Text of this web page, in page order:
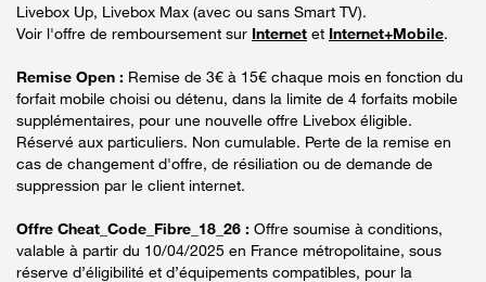
Livebox Up, Livebox Max (avec ou sans Smart TV).
Voir l'offre de remboursement sur Internet et Internet+Mobile.
Remise Open : Remise de 3€ à 15€ chaque mois en fonction du
forfait mobile choisi ou détenu, dans la limite de 4 forfaits mobile
supplémentaires, pour une nouvelle offre Livebox éligible.
Réservé aux particuliers. Non cumulable. Perte de la remise en
cas de changement d'offre, de résiliation ou de demande de
suppression par le client internet.
Offre Cheat_Code_Fibre_18_26 : Offre soumise à conditions,
valable à partir du 10/04/2025 en France métropolitaine, sous
réserve d’éligibilité et d’équipements compatibles, pour la